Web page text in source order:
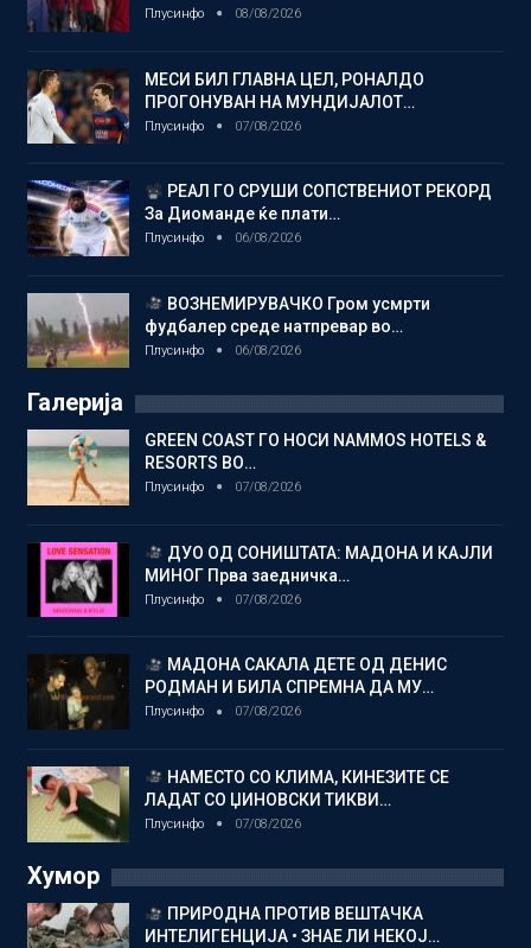
Плусинфо 08/08/2026
МЕСИ БИЛ ГЛАВНА ЦЕЛ, РОНАЛДО
ПРОГОНУВАН НА МУНДИЈАЛОТ…
Плусинфо 07/08/2026
РЕАЛ ГО СРУШИ СОПСТВЕНИОТ РЕКОРД
За Диоманде ќе плати…
Плусинфо 06/08/2026
ВОЗНЕМИРУВАЧКО Гром усмрти
фудбалер среде натпревар во…
Плусинфо 06/08/2026
Галерија
GREEN COAST ГО НОСИ NAMMOS HOTELS &
RESORTS ВО…
Плусинфо 07/08/2026
ДУО ОД СОНИШТАТА: МАДОНА И КАЈЛИ
МИНОГ Прва заедничка…
Плусинфо 07/08/2026
МАДОНА САКАЛА ДЕТЕ ОД ДЕНИС
РОДМАН И БИЛА СПРЕМНА ДА МУ…
Плусинфо 07/08/2026
НАМЕСТО СО КЛИМА, КИНЕЗИТЕ СЕ
ЛАДАТ СО ЏИНОВСКИ ТИКВИ…
Плусинфо 07/08/2026
Хумор
ПРИРОДНА ПРОТИВ ВЕШТАЧКА
ИНТЕЛИГЕНЦИЈА • ЗНАЕ ЛИ НЕКОЈ…